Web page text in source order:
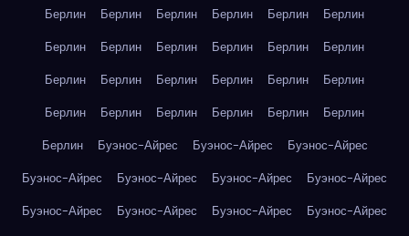
Берлин Берлин Берлин Берлин Берлин
Берлин
Берлин
Берлин Берлин Берлин Берлин
Берлин
Берлин
Берлин Берлин Берлин Берлин
Берлин
Берлин
Берлин Берлин Берлин Берлин
Берлин
Берлин
Буэнос-Айрес Буэнос-Айрес
Буэнос-Айрес
Буэнос-Айрес
Буэнос-Айрес Буэнос-Айрес
Буэнос-Айрес
Буэнос-Айрес
Буэнос-Айрес Буэнос-Айрес
Буэнос-Айрес